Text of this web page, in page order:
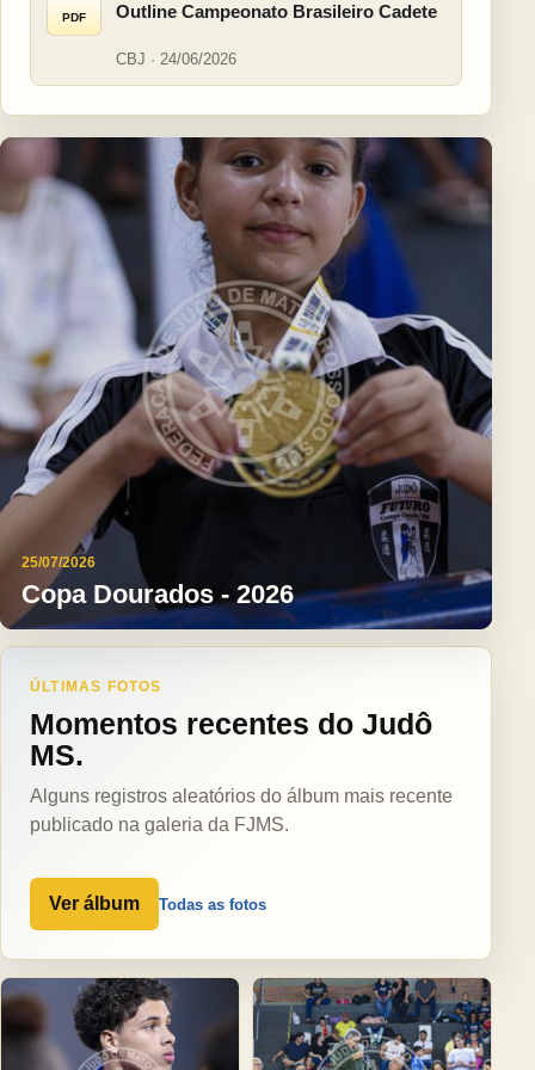
PDF Outline Campeonato Brasileiro Cadete
CBJ · 24/06/2026
25/07/2026
Copa Dourados - 2026
ÚLTIMAS FOTOS
Momentos recentes do Judô
MS.
Alguns registros aleatórios do álbum mais recente
publicado na galeria da FJMS.
Ver álbum Todas as fotos